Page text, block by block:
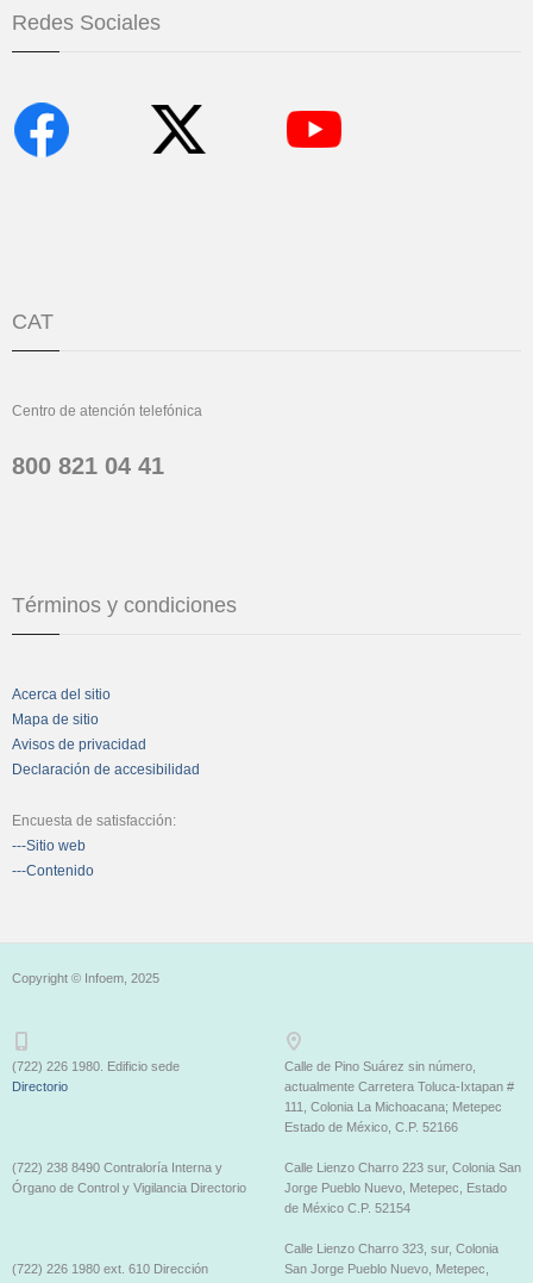
Redes Sociales
CAT
Centro de atención telefónica
800 821 04 41
Términos y condiciones
Acerca del sitio
Mapa de sitio
Avisos de privacidad
Declaración de accesibilidad
Encuesta de satisfacción:
---Sitio web
---Contenido
Copyright © Infoem, 2025
(722) 226 1980. Edificio sede
Directorio
(722) 238 8490 Contraloría Interna y
Órgano de Control y Vigilancia Directorio
(722) 226 1980 ext. 610 Dirección
Calle de Pino Suárez sin número,
actualmente Carretera Toluca-Ixtapan #
111, Colonia La Michoacana; Metepec
Estado de México, C.P. 52166
Calle Lienzo Charro 223 sur, Colonia San
Jorge Pueblo Nuevo, Metepec, Estado
de México C.P. 52154
Calle Lienzo Charro 323, sur, Colonia
San Jorge Pueblo Nuevo, Metepec,